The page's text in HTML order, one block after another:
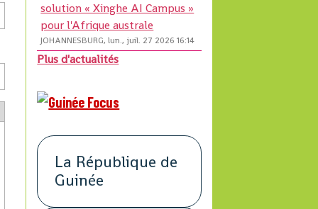
solution « Xinghe AI Campus »
pour l'Afrique australe
JOHANNESBURG, lun., juil. 27 2026 16:14
Plus d'actualités
La République de
Guinée